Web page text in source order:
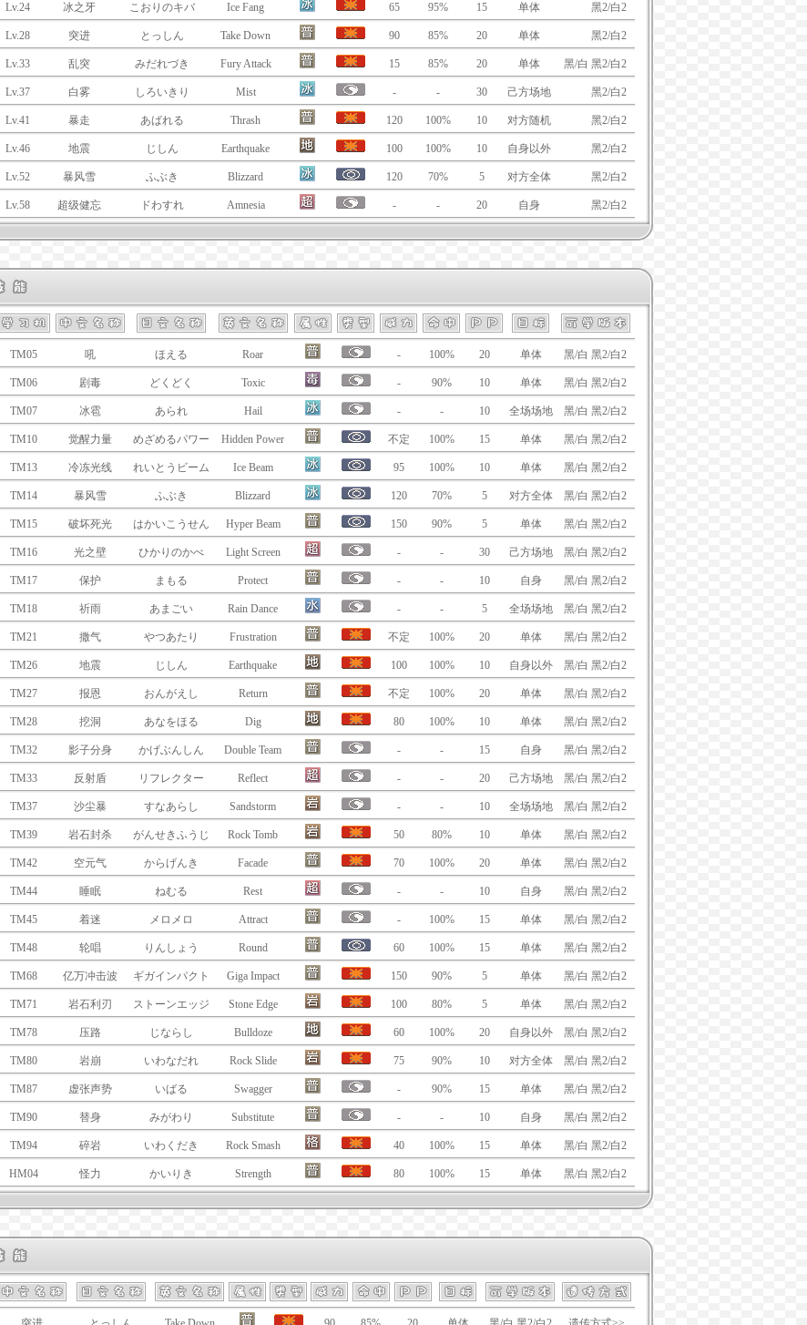
Lv.24 冰之牙 こおりのキバ Ice Fang 65 95% 15 单体 黑2/白2
Lv.28 突进 とっしん Take Down 90 85% 20 单体 黑2/白2
Lv.33 乱突 みだれづき Fury Attack 15 85% 20 单体 黑/白 黑2/白2
Lv.37 白雾 しろいきり Mist - - 30 己方场地 黑2/白2
Lv.41 暴走 あばれる Thrash 120 100% 10 对方随机 黑2/白2
Lv.46 地震 じしん Earthquake 100 100% 10 自身以外 黑2/白2
Lv.52 暴风雪 ふぶき Blizzard 120 70% 5 对方全体 黑2/白2
Lv.58 超级健忘 ドわすれ Amnesia - - 20 自身 黑2/白2
TM05 吼 ほえる Roar - 100% 20 单体 黑/白 黑2/白2
TM06 剧毒 どくどく Toxic - 90% 10 单体 黑/白 黑2/白2
TM07 冰雹 あられ Hail - - 10 全场场地 黑/白 黑2/白2
TM10 觉醒力量 めざめるパワー Hidden Power 不定 100% 15 单体 黑/白 黑2/白2
TM13 冷冻光线 れいとうビーム Ice Beam 95 100% 10 单体 黑/白 黑2/白2
TM14 暴风雪 ふぶき Blizzard 120 70% 5 对方全体 黑/白 黑2/白2
TM15 破坏死光 はかいこうせん Hyper Beam 150 90% 5 单体 黑/白 黑2/白2
TM16 光之壁 ひかりのかべ Light Screen - - 30 己方场地 黑/白 黑2/白2
TM17 保护 まもる Protect - - 10 自身 黑/白 黑2/白2
TM18 祈雨 あまごい Rain Dance - - 5 全场场地 黑/白 黑2/白2
TM21 撒气 やつあたり Frustration 不定 100% 20 单体 黑/白 黑2/白2
TM26 地震 じしん Earthquake 100 100% 10 自身以外 黑/白 黑2/白2
TM27 报恩 おんがえし Return 不定 100% 20 单体 黑/白 黑2/白2
TM28 挖洞 あなをほる Dig 80 100% 10 单体 黑/白 黑2/白2
TM32 影子分身 かげぶんしん Double Team - - 15 自身 黑/白 黑2/白2
TM33 反射盾 リフレクター Reflect - - 20 己方场地 黑/白 黑2/白2
TM37 沙尘暴 すなあらし Sandstorm - - 10 全场场地 黑/白 黑2/白2
TM39 岩石封杀 がんせきふうじ Rock Tomb 50 80% 10 单体 黑/白 黑2/白2
TM42 空元气 からげんき Facade 70 100% 20 单体 黑/白 黑2/白2
TM44 睡眠 ねむる Rest - - 10 自身 黑/白 黑2/白2
TM45 着迷 メロメロ Attract - 100% 15 单体 黑/白 黑2/白2
TM48 轮唱 りんしょう Round 60 100% 15 单体 黑/白 黑2/白2
TM68 亿万冲击波 ギガインパクト Giga Impact 150 90% 5 单体 黑/白 黑2/白2
TM71 岩石利刃 ストーンエッジ Stone Edge 100 80% 5 单体 黑/白 黑2/白2
TM78 压路 じならし Bulldoze 60 100% 20 自身以外 黑/白 黑2/白2
TM80 岩崩 いわなだれ Rock Slide 75 90% 10 对方全体 黑/白 黑2/白2
TM87 虚张声势 いばる Swagger - 90% 15 单体 黑/白 黑2/白2
TM90 替身 みがわり Substitute - - 10 自身 黑/白 黑2/白2
TM94 碎岩 いわくだき Rock Smash 40 100% 15 单体 黑/白 黑2/白2
HM04 怪力 かいりき Strength 80 100% 15 单体 黑/白 黑2/白2